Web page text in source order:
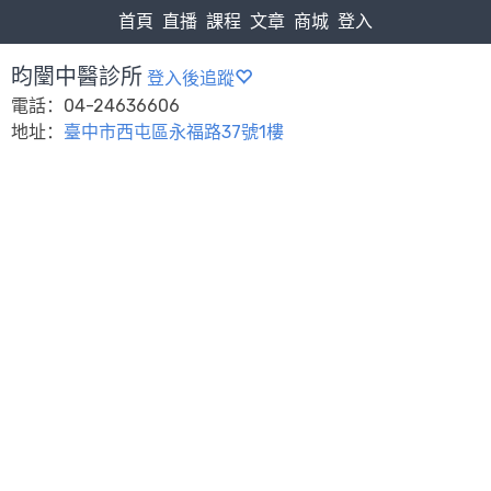
首頁 直播 課程 文章 商城 登入
昀闛中醫診所 登入後追蹤
電話：04-24636606
地址： 臺中市西屯區永福路37號1樓